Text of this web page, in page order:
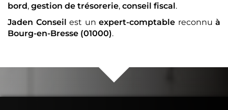
bord, gestion de trésorerie, conseil fiscal.
Jaden Conseil est un expert-comptable reconnu à
Bourg-en-Bresse (01000).